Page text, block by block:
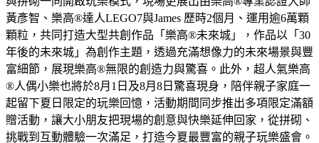
黃彥智、樂高®達人LEGO7與James 歷時2個月、運用逾6萬顆
顆粒，共同打造大型共創作品「樂高®未來城」，作品以「30
年後的未來城」為創作主題，透過充滿想像力的未來場景與豐
富細節，展現樂高®無限的創造力與驚喜。此外，超人氣樂高
®人偶小樂也將於8月1日及8月8日驚喜現身，陪伴親子家庭一
起留下夏日限定的玩樂回憶，活動期間同步推出多項限定滿額
贈活動，讓大小朋友把現場的創意與快樂延伸回家，從拼砌、
挑戰到互動體驗一次滿足，打造今夏最豐富的親子玩樂盛會。